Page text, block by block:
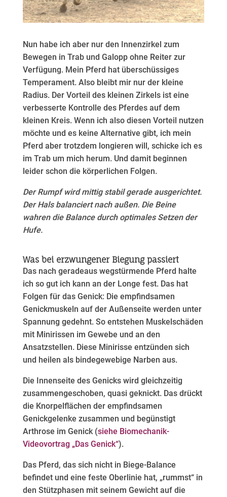
Nun habe ich aber nur den Innenzirkel zum
Bewegen in Trab und Galopp ohne Reiter zur
Verfügung. Mein Pferd hat überschüssiges
Temperament. Also bleibt mir nur der kleine
Radius. Der Vorteil des kleinen Zirkels ist eine
verbesserte Kontrolle des Pferdes auf dem
kleinen Kreis. Wenn ich also diesen Vorteil nutzen
möchte und es keine Alternative gibt, ich mein
Pferd aber trotzdem longieren will, schicke ich es
im Trab um mich herum. Und damit beginnen
leider schon die körperlichen Folgen.
Der Rumpf wird mittig stabil gerade ausgerichtet.
Der Hals balanciert nach außen. Die Beine
wahren die Balance durch optimales Setzen der
Hufe.
Was bei erzwungener Biegung passiert
Das nach geradeaus wegstürmende Pferd halte
ich so gut ich kann an der Longe fest. Das hat
Folgen für das Genick: Die empfindsamen
Genickmuskeln auf der Außenseite werden unter
Spannung gedehnt. So entstehen Muskelschäden
mit Minirissen im Gewebe und an den
Ansatzstellen. Diese Minirisse entzünden sich
und heilen als bindegewebige Narben aus.
Die Innenseite des Genicks wird gleichzeitig
zusammengeschoben, quasi geknickt. Das drückt
die Knorpelflächen der empfindsamen
Genickgelenke zusammen und begünstigt
Arthrose im Genick (siehe Biomechanik-
Videovortrag „Das Genick“).
Das Pferd, das sich nicht in Biege‑Balance
befindet und eine feste Oberlinie hat, „rummst“ in
den Stützphasen mit seinem Gewicht auf die